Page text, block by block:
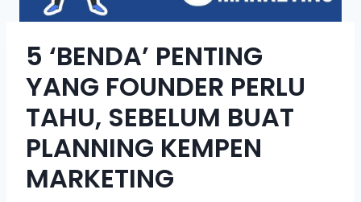
5 ‘BENDA’ PENTING
YANG FOUNDER PERLU
TAHU, SEBELUM BUAT
PLANNING KEMPEN
MARKETING